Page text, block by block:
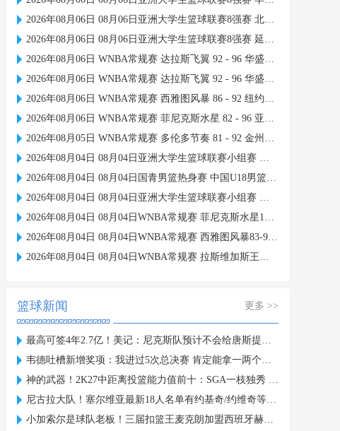
2026年08月06日 08月06日亚洲大学生篮球联赛8强赛 北京大学 77 - 79 上海交通大学 集锦
2026年08月06日 08月06日亚洲大学生篮球联赛8强赛 延世大学 67 - 72 政治大学 集锦
2026年08月06日 WNBA常规赛 达拉斯飞翼 92 - 96 华盛顿神秘人 全场集锦
2026年08月06日 WNBA常规赛 达拉斯飞翼 92 - 96 华盛顿神秘人 全场集锦
2026年08月06日 WNBA常规赛 西雅图风暴 86 - 92 纽约自由人 全场集锦
2026年08月06日 WNBA常规赛 菲尼克斯水星 82 - 96 亚特兰大梦想 全场集锦
2026年08月05日 WNBA常规赛 多伦多节奏 81 - 92 金州女武神 全场集锦
2026年08月04日 08月04日亚洲大学生篮球联赛小组赛 延世大学 82 - 83 北京大学 集锦
2026年08月04日 08月04日国青男篮热身赛 中国U18男篮 94 - 85 加拿大大卫·安篮球学院 集锦
2026年08月04日 08月04日亚洲大学生篮球联赛小组赛 早稻田大学 71 - 86 清华大学 集锦
2026年08月04日 08月04日WNBA常规赛 菲尼克斯水星106-101芝加哥天空 全场集锦
2026年08月04日 08月04日WNBA常规赛 西雅图风暴83-95纽约自由人 全场集锦
2026年08月04日 08月04日WNBA常规赛 拉斯维加斯王牌109-87亚特兰大梦想 全场集锦
篮球新闻 更多 >>
最高可签4年2.7亿！美记：尼克斯队预计不会给唐斯提供全额顶薪
韦德吐槽新增奖项：我进过5次总决赛 肯定能拿一两个东决MVP
神的武器！2K27中距离投篮能力值前十：SGA一枝独秀 KD并列第三
尼古拉大队！塞尔维亚最新18人名单有约基奇/约维奇等7个叫尼古拉
小加索尔是球队老板！三届扣篮王麦克朗加盟西班牙赫罗纳俱乐部